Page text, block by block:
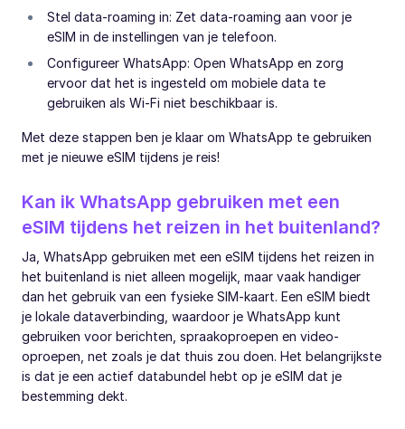
Stel data-roaming in: Zet data-roaming aan voor je
eSIM in de instellingen van je telefoon.
Configureer WhatsApp: Open WhatsApp en zorg
ervoor dat het is ingesteld om mobiele data te
gebruiken als Wi-Fi niet beschikbaar is.
Met deze stappen ben je klaar om WhatsApp te gebruiken
met je nieuwe eSIM tijdens je reis!
Kan ik WhatsApp gebruiken met een
eSIM tijdens het reizen in het buitenland?
Ja, WhatsApp gebruiken met een eSIM tijdens het reizen in
het buitenland is niet alleen mogelijk, maar vaak handiger
dan het gebruik van een fysieke SIM-kaart. Een eSIM biedt
je lokale dataverbinding, waardoor je WhatsApp kunt
gebruiken voor berichten, spraakoproepen en video-
oproepen, net zoals je dat thuis zou doen. Het belangrijkste
is dat je een actief databundel hebt op je eSIM dat je
bestemming dekt.